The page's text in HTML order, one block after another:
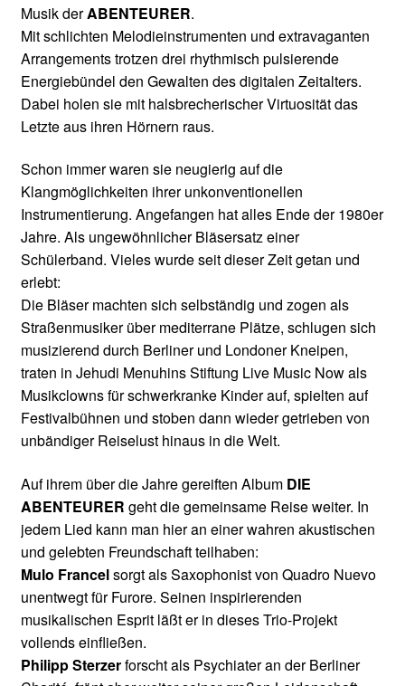
Musik derABENTEURER.
Mit schlichten Melodieinstrumenten und extravaganten
Arrangements trotzen drei rhythmisch pulsierende
Energiebündel den Gewalten des digitalen Zeitalters.
Dabei holen sie mit halsbrecherischer Virtuosität das
Letzte aus ihren Hörnern raus.
Schon immer waren sie neugierig auf die
Klangmöglichkeiten ihrer unkonventionellen
Instrumentierung. Angefangen hat alles Ende der 1980er
Jahre. Als ungewöhnlicher Bläsersatz einer
Schülerband. Vieles wurde seit dieser Zeit getan und
erlebt:
Die Bläser machten sich selbständig und zogen als
Straßenmusiker über mediterrane Plätze, schlugen sich
musizierend durch Berliner und Londoner Kneipen,
traten in Jehudi Menuhins Stiftung Live Music Now als
Musikclowns für schwerkranke Kinder auf, spielten auf
Festivalbühnen und stoben dann wieder getrieben von
unbändiger Reiselust hinaus in die Welt.
Auf ihrem über die Jahre gereiften Album DIE
ABENTEURER geht die gemeinsame Reise weiter. In
jedem Lied kann man hier an einer wahren akustischen
und gelebten Freundschaft teilhaben:
Mulo Francelsorgt als Saxophonist von Quadro Nuevo
unentwegt für Furore. Seinen inspirierenden
musikalischen Esprit läßt er in dieses Trio-Projekt
vollends einfließen.
Philipp Sterzerforscht als Psychiater an der Berliner